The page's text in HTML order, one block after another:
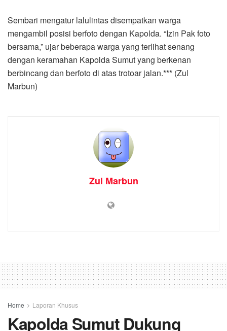
Sembari mengatur lalulintas disempatkan warga
mengambil posisi berfoto dengan Kapolda. “Izin Pak foto
bersama,” ujar beberapa warga yang terlihat senang
dengan keramahan Kapolda Sumut yang berkenan
berbincang dan berfoto di atas trotoar jalan.*** (Zul
Marbun)
Zul Marbun
Home Laporan Khusus
Kapolda Sumut Dukung